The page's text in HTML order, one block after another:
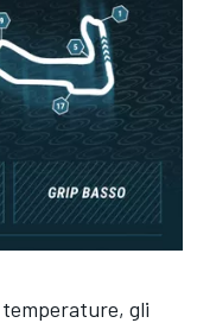
temperature, gli